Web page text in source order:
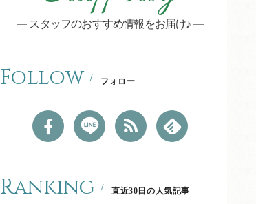
スタッフのおすすめ情報をお届け♪
Follow フォロー
Ranking 直近30日の人気記事